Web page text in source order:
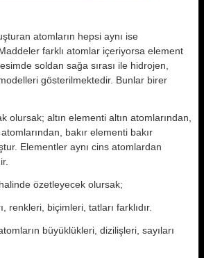
atomların hepsi aynı ise
farklı atomlar içeriyorsa element
soldan sağa sırası ile hidrojen,
gösterilmektedir. Bunlar birer
olursak; altın elementi altın atomlarından,
bakır elementi bakır
Elementler aynı cins atomlardan
özetleyecek olursak;
renkleri, biçimleri, tatları farklıdır.
büyüklükleri, dizilişleri, sayıları